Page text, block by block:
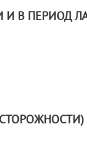
И В ПЕРИОД